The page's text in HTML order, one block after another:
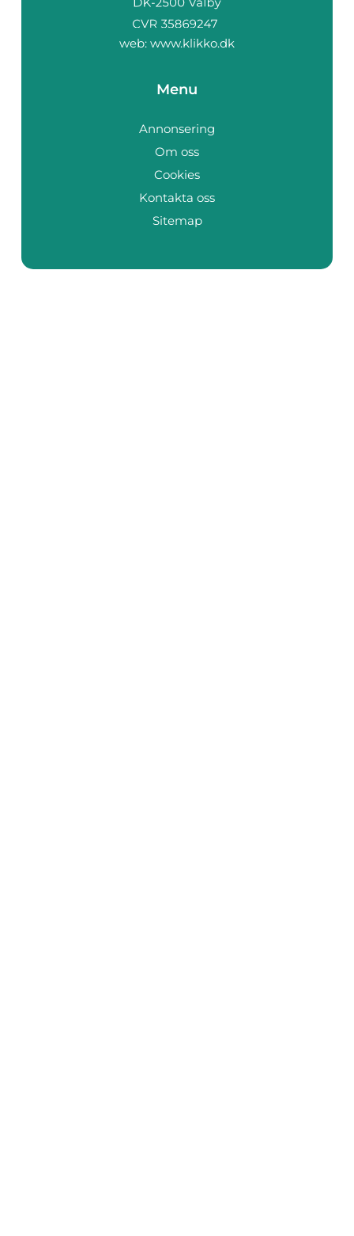
web: www.klikko.dk
Menu
Annonsering
Om oss
Cookies
Kontakta oss
Sitemap